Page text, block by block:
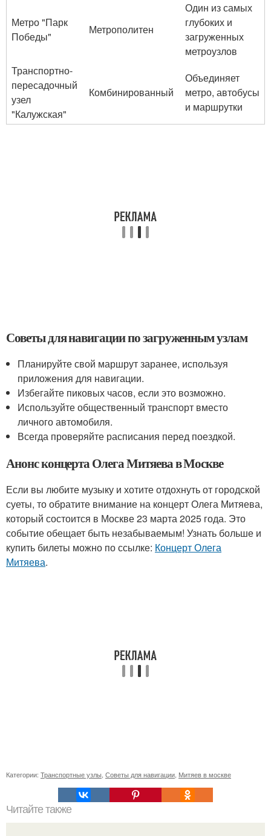
Метро "Парк
Победы"
Метрополитен
Один из самых
глубоких и
загруженных
метроузлов
Транспортно-
пересадочный
узел
"Калужская"
Комбинированный
Объединяет
метро, автобусы
и маршрутки
Советы для навигации по загруженным узлам
Планируйте свой маршрут заранее, используя
приложения для навигации.
Избегайте пиковых часов, если это возможно.
Используйте общественный транспорт вместо
личного автомобиля.
Всегда проверяйте расписания перед поездкой.
Анонс концерта Олега Митяева в Москве
Если вы любите музыку и хотите отдохнуть от городской
суеты, то обратите внимание на концерт Олега Митяева,
который состоится в Москве 23 марта 2025 года. Это
событие обещает быть незабываемым! Узнать больше и
купить билеты можно по ссылке: Концерт Олега
Митяева.
Категории: Транспортные узлы Советы для навигации Митяев в москве
Читайте также